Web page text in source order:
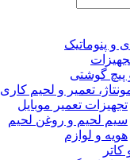
و پنوماتیک
پیچ گوشتی
مونتاژ، تعمیر و لحیم کاری
تجهیزات تعمیر موبایل
سیم لحیم و روغن لحیم
هویه و لوازم